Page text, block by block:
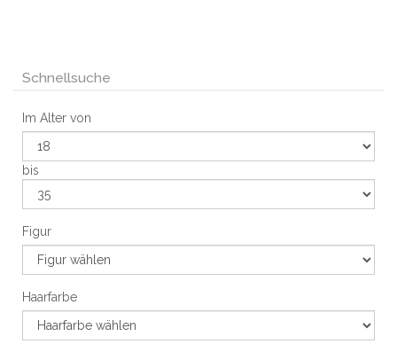
Schnellsuche
Im Alter von
bis
Figur
Haarfarbe